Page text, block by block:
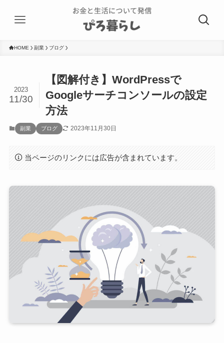
HOME 副業 ブログ
【図解付き】WordPressで
Googleサーチコンソールの設定
方法
2023
11/30
副業 ブログ 2023年11月30日
当ページのリンクには広告が含まれています。